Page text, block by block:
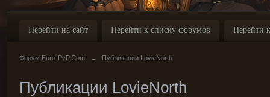
Перейти на сайт Перейти к списку форумов Перейти
Форум Euro-PvP.Com → Публикации LovieNorth
Публикации LovieNorth